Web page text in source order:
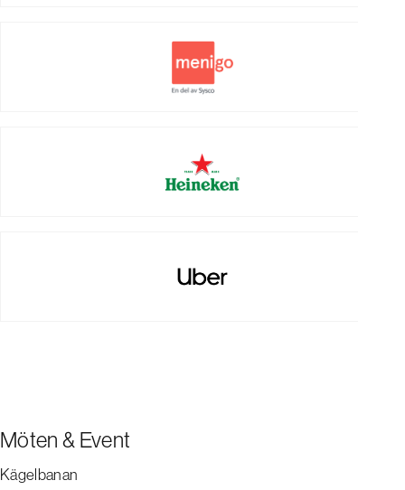
Möten & Event
Kägelbanan